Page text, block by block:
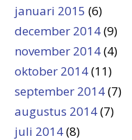
januari 2015 (6)
december 2014(9)
november 2014(4)
oktober 2014(11)
september 2014(7)
augustus 2014(7)
juli 2014(8)